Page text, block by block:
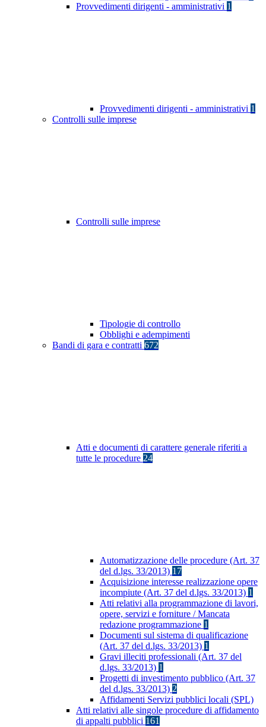
Provvedimenti dirigenti - amministrativi 1
Provvedimenti dirigenti - amministrativi 1
Controlli sulle imprese
Controlli sulle imprese
Tipologie di controllo
Obblighi e adempimenti
Bandi di gara e contratti 672
Atti e documenti di carattere generale riferiti a
tutte le procedure 24
Automatizzazione delle procedure (Art. 37
del d.lgs. 33/2013) 17
Acquisizione interesse realizzazione opere
incompiute (Art. 37 del d.lgs. 33/2013) 1
Atti relativi alla programmazione di lavori,
opere, servizi e forniture / Mancata
redazione programmazione 1
Documenti sul sistema di qualificazione
(Art. 37 del d.lgs. 33/2013) 1
Gravi illeciti professionali (Art. 37 del
d.lgs. 33/2013) 1
Progetti di investimento pubblico (Art. 37
del d.lgs. 33/2013) 2
Affidamenti Servizi pubblici locali (SPL)
Atti relativi alle singole procedure di affidamento
di appalti pubblici 161